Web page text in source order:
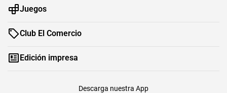
Juegos
Club El Comercio
Edición impresa
Descarga nuestra App